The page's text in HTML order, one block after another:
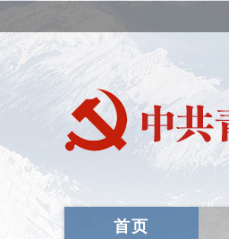
首页